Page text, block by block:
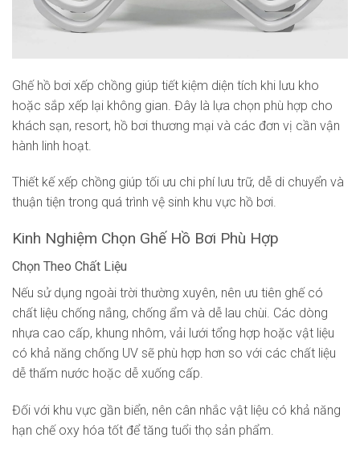
Ghế hồ bơi xếp chồng giúp tiết kiệm diện tích khi lưu kho
hoặc sắp xếp lại không gian. Đây là lựa chọn phù hợp cho
khách sạn, resort, hồ bơi thương mại và các đơn vị cần vận
hành linh hoạt.
Thiết kế xếp chồng giúp tối ưu chi phí lưu trữ, dễ di chuyển và
thuận tiện trong quá trình vệ sinh khu vực hồ bơi.
Kinh Nghiệm Chọn Ghế Hồ Bơi Phù Hợp
Chọn Theo Chất Liệu
Nếu sử dụng ngoài trời thường xuyên, nên ưu tiên ghế có
chất liệu chống nắng, chống ẩm và dễ lau chùi. Các dòng
nhựa cao cấp, khung nhôm, vải lưới tổng hợp hoặc vật liệu
có khả năng chống UV sẽ phù hợp hơn so với các chất liệu
dễ thấm nước hoặc dễ xuống cấp.
Đối với khu vực gần biển, nên cân nhắc vật liệu có khả năng
hạn chế oxy hóa tốt để tăng tuổi thọ sản phẩm.